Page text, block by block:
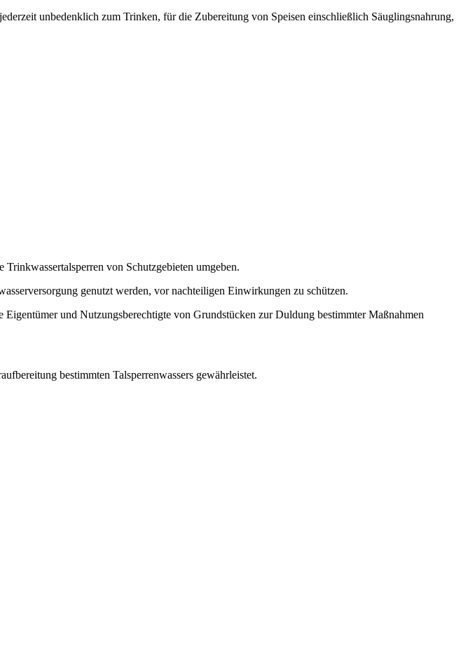
unbedenklich zum Trinken, für die Zubereitung von Speisen einschließlich Säuglingsnahrung,
von Schutzgebieten umgeben.
genutzt werden, vor nachteiligen Einwirkungen zu schützen.
und Nutzungsberechtigte von Grundstücken zur Duldung bestimmter Maßnahmen
bestimmten Talsperrenwassers gewährleistet.